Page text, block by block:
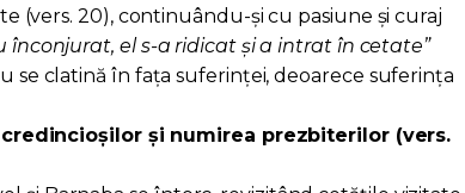
(vers. 20), continuându-și cu pasiune și curaj
înconjurat, el s-a ridicat și a intrat în cetate”
se clatină în fața suferinței, deoarece suferința
și numirea prezbiterilor (vers.